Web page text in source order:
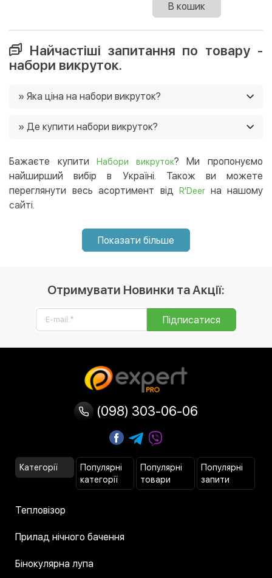
В кошик
Найчастіші запитання по товару -
набори викруток.
» Яка ціна на набори викруток?
Ще у нас постійно діють акції, і часто є можливість
» Де купити набори викруток?
інтернет-магазині, і ми доставимо їх в будь-який
регіон України. 😉
Бажаєте купитиНабори викруток? Ми пропонуємо
найширший вибір в Україні. Також ви можете
переглянути весь асортимент від
R'Deerна нашому
сайті.
Показати більше
Отримувати Новинки та Акції:
Підписатися
(098) 303-06-06
Категорії
Популярні
категорії
Популярні
товари
Популярні
запити
Тепловізор
Прилад нічного бачення
Бінокулярна лупа